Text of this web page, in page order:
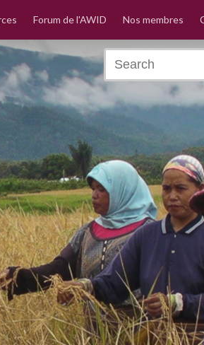
Forum de l'AWID Nos membres